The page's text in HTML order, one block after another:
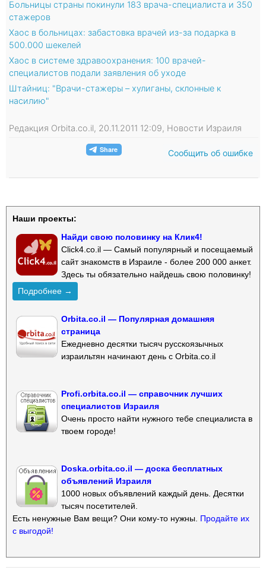
Больницы страны покинули 183 врача-специалиста и 350
стажеров
Хаос в больницах: забастовка врачей из-за подарка в
500.000 шекелей
Хаос в системе здравоохранения: 100 врачей-
специалистов подали заявления об уходе
Штайниц: "Врачи-стажеры – хулиганы, склонные к
насилию"
Редакция Orbita.co.il, 20.11.2011 12:09, Новости Израиля
Сообщить об ошибке
Наши проекты:
Найди свою половинку на Клик4!
Click4.co.il — Самый популярный и посещаемый
сайт знакомств в Израиле - более 200 000 анкет.
Здесь ты обязательно найдешь свою половинку!
Подробнее →
Orbita.co.il — Популярная домашняя
страница
Ежедневно десятки тысяч русскоязычных
израильтян начинают день с Orbita.co.il
Profi.orbita.co.il — справочник лучших
специалистов Израиля
Очень просто найти нужного тебе специалиста в
твоем городе!
Doska.orbita.co.il — доска бесплатных
объявлений Израиля
1000 новых объявлений каждый день. Десятки
тысяч посетителей.
Есть ненужные Вам вещи? Они кому-то нужны. Продайте их
с выгодой!